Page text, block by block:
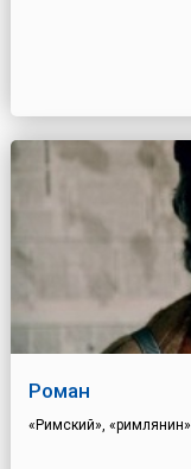
Роман
«Римский», «римлянин»